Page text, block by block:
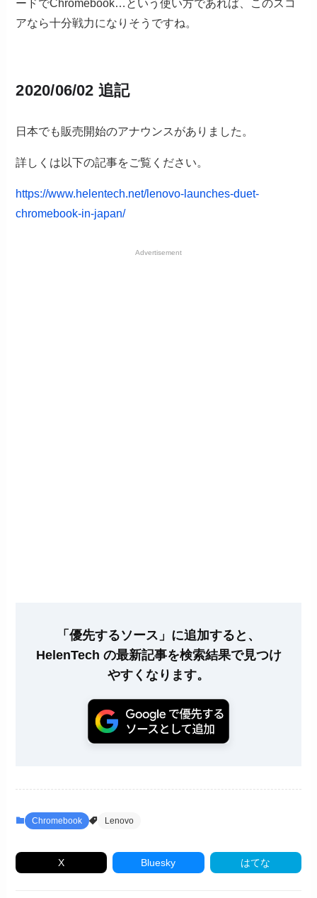
ードでChromebook…という使い方であれば、このスコ
アなら十分戦力になりそうですね。
2020/06/02 追記
日本でも販売開始のアナウンスがありました。
詳しくは以下の記事をご覧ください。
https://www.helentech.net/lenovo-launches-duet-
chromebook-in-japan/
Advertisement
「優先するソース」に追加すると、
HelenTech の最新記事を検索結果で見つけ
やすくなります。
Chromebook Lenovo
X Bluesky はてな